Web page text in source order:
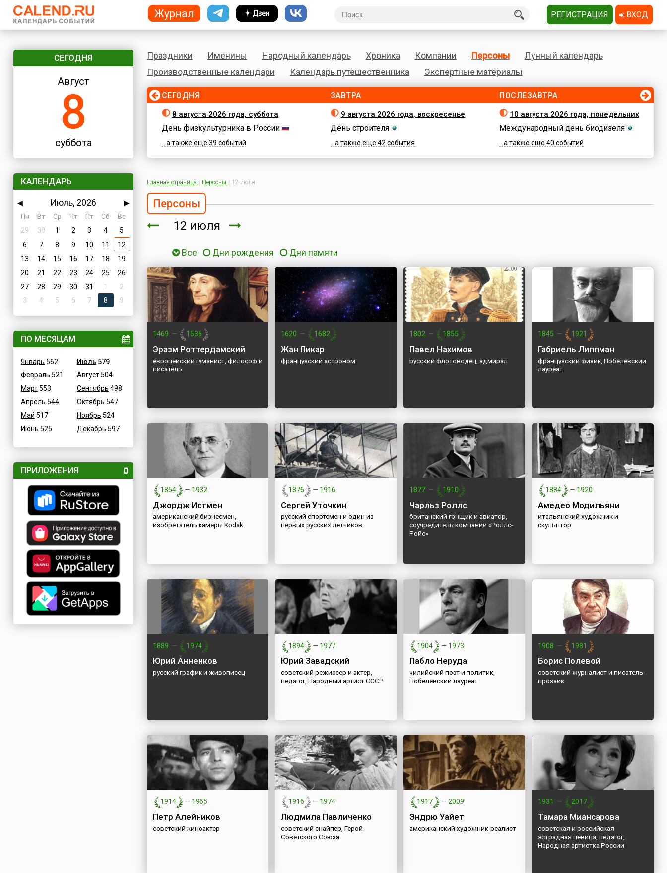
СЕГОДНЯ
Август
8
суббота
КАЛЕНДАРЬ
◀ Июль, 2026
▶
Пн
Вт Ср Чт Пт Сб
Вс
29
30 1 2 3 4
5
6
7 8 9 10 11
12
13
14 15 16 17 18
19
20
21 22 23 24 25
26
27
28 29 30 31 1
2
3
4 5 6 7 8 9
ПО МЕСЯЦАМ
Январь 562
Февраль 521
Март553
Апрель 544
Май 517
Июнь 525
Июль 579
Август504
Сентябрь 498
Октябрь 547
Ноябрь 524
Декабрь 597
ПРИЛОЖЕНИЯ
Праздники Именины Народный календарь Хроника Компании Персоны
Лунный календарь
Производственные календари
Календарь путешественника Экспертные материалы
СЕГОДНЯ
8 августа 2026 года, суббота
День физкультурника в России
...а также еще 39 событий
ЗАВТРА
9 августа 2026 года, воскресенье
День строителя
...а также еще 42 события
ПОСЛЕЗАВТРА
10 августа 2026 года, понедельник
Международный день биодизеля
...а также еще 40 событий
Главная страница / Персоны / 12 июля
Персоны
12 июля
Все Дни рождения Дни памяти
1469 — 1536
Эразм Роттердамский
европейский гуманист, философ и
писатель
1620 — 1682
Жан Пикар
французский астроном
1802 — 1855
Павел Нахимов
русский флотоводец, адмирал
1845 — 1921
Габриель Липпман
французский физик, Нобелевский
лауреат
1854 — 1932
Джордж Истмен
американский бизнесмен,
изобретатель камеры Kodak
1876 — 1916
Сергей Уточкин
русский спортсмен и один из
первых русских летчиков
1877 — 1910
Чарльз Роллс
британский гонщик и авиатор,
соучредитель компании «Роллс-
Ройс»
1884 — 1920
Амедео Модильяни
итальянский художник и
скульптор
1889 — 1974
Юрий Анненков
русский график и живописец
1894 — 1977
Юрий Завадский
советский режиссер и актер,
педагог, Народный артист СССР
1904 — 1973
Пабло Неруда
чилийский поэт и политик,
Нобелевский лауреат
1908 — 1981
Борис Полевой
советский журналист и писатель-
прозаик
1914 — 1965
Петр Алейников
советский киноактер
1916 — 1974
Людмила Павличенко
советский снайпер, Герой
Советского Союза
1917 —2009
Эндрю Уайет
американский художник-реалист
1931 — 2017
Тамара Миансарова
советская и российская
эстрадная певица, педагог,
Народная артистка России
Журнал РЕГИСТРАЦИЯ ВХОД